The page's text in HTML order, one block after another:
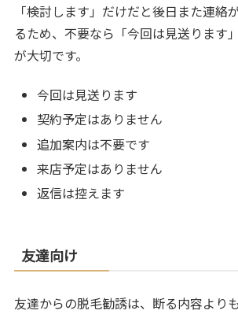
「検討します」だけだと後日また連絡
るため、不要なら「今回は見送ります
が大切です。
今回は見送ります
契約予定はありません
追加案内は不要です
来店予定はありません
返信は控えます
友達向け
友達からの脱毛勧誘は、断る内容より